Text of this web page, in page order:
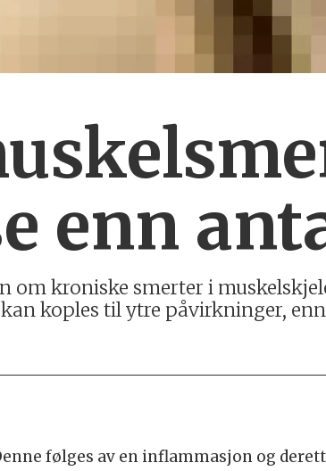
enn
om kroniske smerter i
koples til ytre påvirkninger,
følges av en inflammasjon og